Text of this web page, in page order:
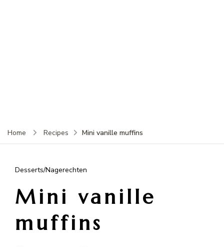
Home Recipes Mini vanille muffins
Desserts/Nagerechten
Mini vanille
muffins